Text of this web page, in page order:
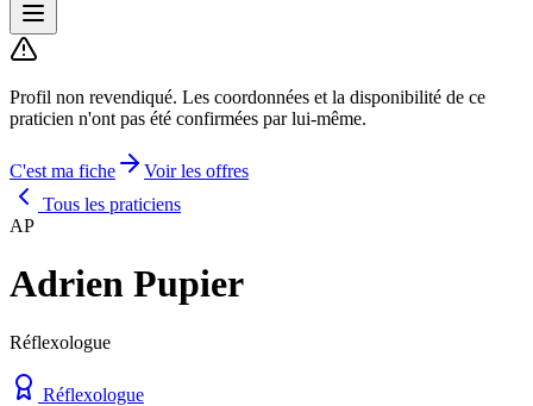
Profil non revendiqué. Les coordonnées et la disponibilité de ce
praticien n'ont pas été confirmées par lui-même.
C'est ma fiche
Voir les offres
Tous les praticiens
AP
Adrien Pupier
Réflexologue
Réflexologue